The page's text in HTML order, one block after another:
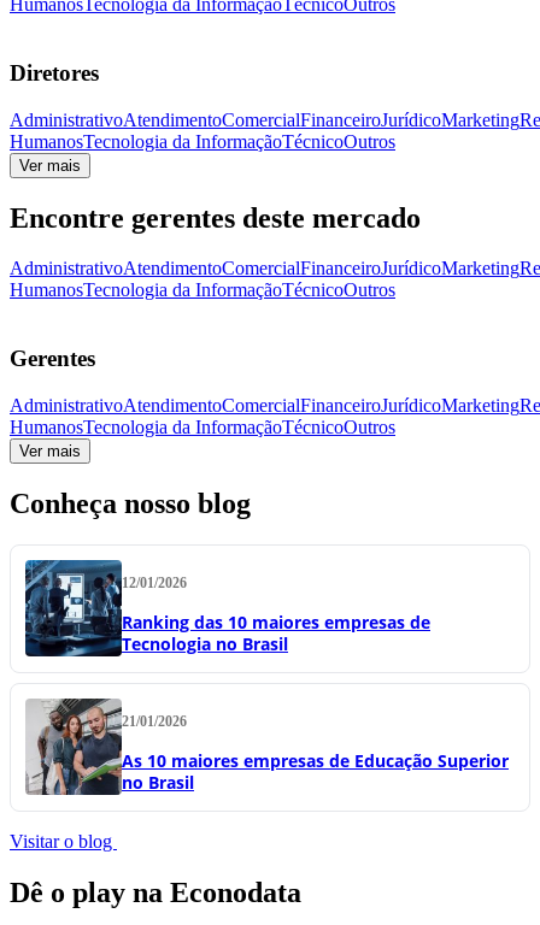
HumanosTecnologia da InformaçãoTécnicoOutros
Diretores
AdministrativoAtendimentoComercialFinanceiroJurídicoMarketing
HumanosTecnologia da InformaçãoTécnicoOutros
Ver mais
Encontre gerentes deste mercado
AdministrativoAtendimentoComercialFinanceiroJurídicoMarketing
HumanosTecnologia da InformaçãoTécnicoOutros
Gerentes
AdministrativoAtendimentoComercialFinanceiroJurídicoMarketing
HumanosTecnologia da InformaçãoTécnicoOutros
Ver mais
Conheça nosso blog
12/01/2026
Ranking das 10 maiores empresas de
Tecnologia no Brasil
21/01/2026
As 10 maiores empresas de Educação Superior
no Brasil
Visitar o blog
Dê o play na Econodata